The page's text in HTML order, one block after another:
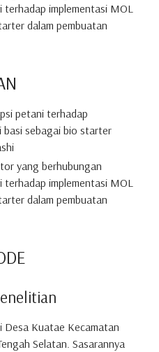
implementasi MOL
dalam pembuatan
petani terhadap
basi sebagai bio starter
yang berhubungan
implementasi MOL
dalam pembuatan
Desa Kuatae Kecamatan
Selatan. Sasarannya